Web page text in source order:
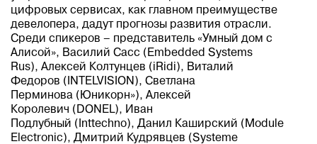
цифровых сервисах, как главном преимуществе
девелопера, дадут прогнозы развития отрасли.
Среди спикеров – представитель «Умный дом с
Алисой», Василий Сасс (Embedded Systems
Rus), Алексей Колтунцев (iRidi), Виталий
Федоров (INTELVISION), Светлана
Перминова (Юникорн»), Алексей
Королевич (DONEL), Иван
Подлубный (Inttechno), Данил Каширский (Module
Electronic), Дмитрий Кудрявцев (Systeme